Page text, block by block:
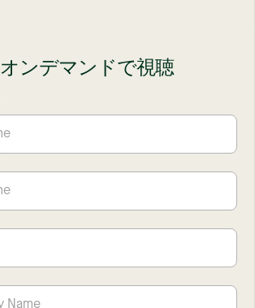
オンデマンドで視聴